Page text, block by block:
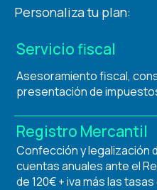
Personaliza tu plan:
Servicio fiscal
Asesoramiento fiscal,
presentación de
Registro Mercantil
Confección y legalización
cuentas anuales ante el
de 120€ + iva más las